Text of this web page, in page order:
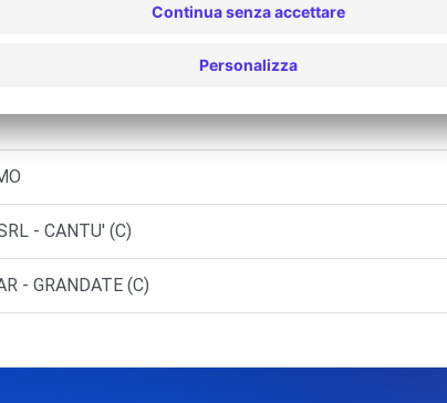
- CANTU' (C)
- GRANDATE (C)